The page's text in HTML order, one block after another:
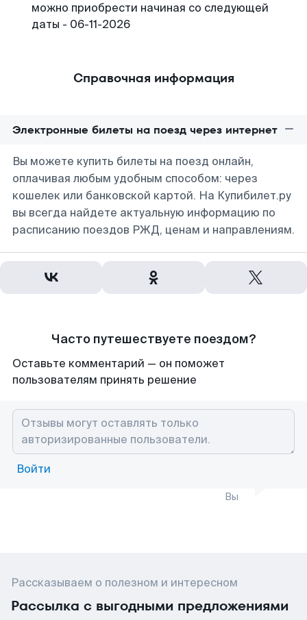
можно приобрести начиная со следующей
даты - 06-11-2026
Справочная информация
Электронные билеты на поезд через интернет
Вы можете купить билеты на поезд онлайн,
оплачивая любым удобным способом: через
кошелек или банковской картой. На Купибилет.ру
вы всегда найдете актуальную информацию по
расписанию поездов РЖД, ценам и направлениям.
Часто путешествуете поездом?
Оставьте комментарий — он поможет
пользователям принять решение
Войти
Вы
Рассказываем о полезном и интересном
Рассылка с выгодными предложениями